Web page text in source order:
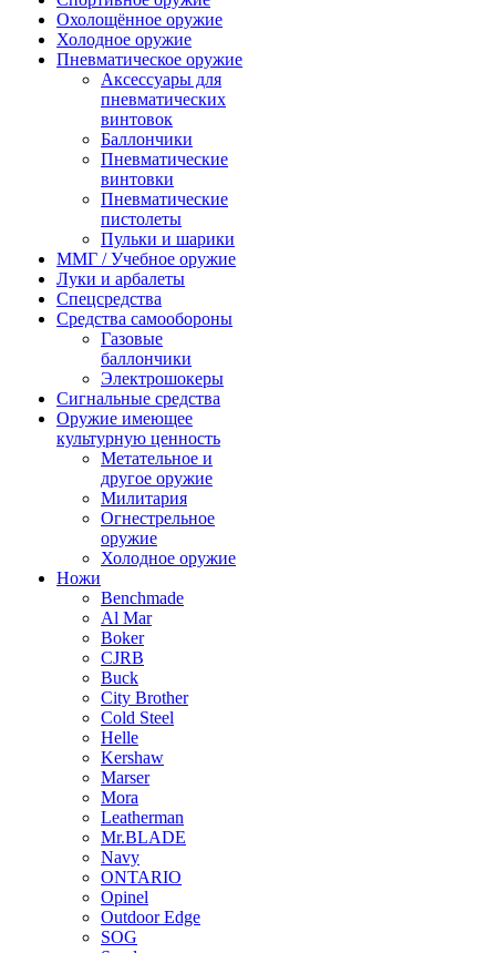
Охолощённое оружие
Холодное оружие
Пневматическое оружие
Аксессуары для
пневматических
винтовок
Баллончики
Пневматические
винтовки
Пневматические
пистолеты
Пульки и шарики
ММГ / Учебное оружие
Луки и арбалеты
Спецсредства
Средства самообороны
Газовые
баллончики
Электрошокеры
Сигнальные средства
Оружие имеющее
культурную ценность
Метательное и
другое оружие
Милитария
Огнестрельное
оружие
Холодное оружие
Ножи
Benchmade
Al Mar
Boker
CJRB
Buck
City Brother
Cold Steel
Helle
Kershaw
Marser
Mora
Leatherman
Mr.BLADE
Navy
ONTARIO
Opinel
Outdoor Edge
SOG